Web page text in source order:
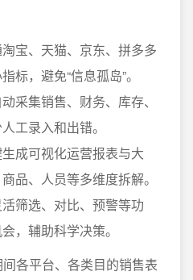
宝、天猫、京东、拼多多
标，避免“信息孤岛”。
采集销售、财务、库存、
工录入和出错。
成可视化运营报表与大
品、人员等多维度拆解。
筛选、对比、预警等功
，辅助科学决策。
间各平台、各类目的销售表